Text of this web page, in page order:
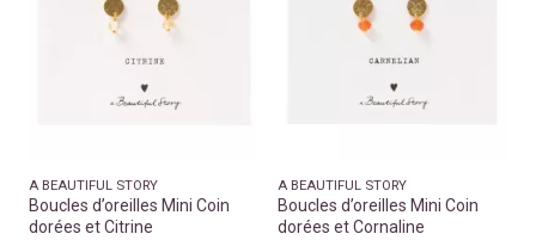
A BEAUTIFUL STORY
Boucles d’oreilles Mini Coin
dorées et Citrine
A BEAUTIFUL STORY
Boucles d’oreilles Mini Coin
dorées et Cornaline